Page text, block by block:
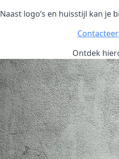
Naast logo’s en huisstijl kan je
Ontdek